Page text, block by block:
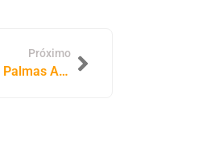
Próximo
Falta De Vagas Em UTIs Pediátricas Do Hospital Geral De Palmas Atrasa Cirurgias e Agrava Situação De Recém-Nascidos